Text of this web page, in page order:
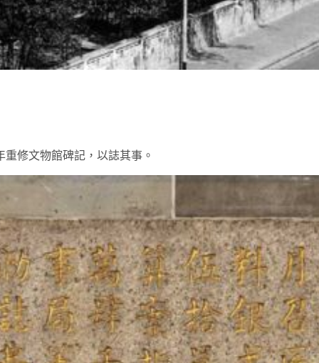
修文物館碑記，以誌其事。